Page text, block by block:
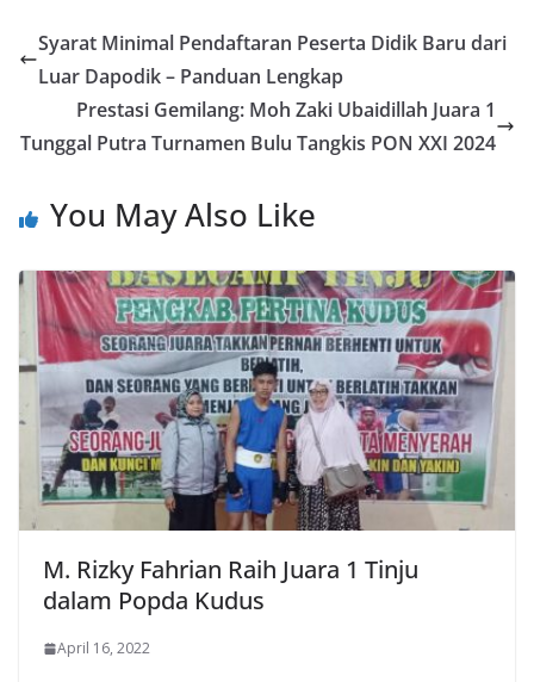
Syarat Minimal Pendaftaran Peserta Didik Baru dari
Luar Dapodik – Panduan Lengkap
Prestasi Gemilang: Moh Zaki Ubaidillah Juara 1
Tunggal Putra Turnamen Bulu Tangkis PON XXI 2024
You May Also Like
M. Rizky Fahrian Raih Juara 1 Tinju
dalam Popda Kudus
April 16, 2022